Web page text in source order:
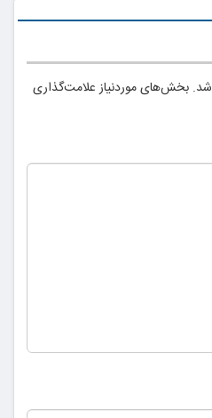
بخش‌های موردنیاز علامت‌گذاری